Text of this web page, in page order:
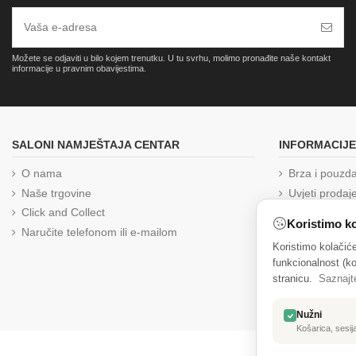
Možete se odjaviti u bilo kojem trenutku. U tu svrhu, molimo pronađite naše kontakt
informacije u pravnim obavijestima.
Koristimo
Koristimo
funkcionalnost
stranicu.
Nužni
Košarica,
SALONI NAMJEŠTAJA CENTAR
O nama
Naše trgovine
Click and Collect
Naručite telefonom ili e-mailom
INFORMACIJE
Brza i
Uvjeti prodaje
Reklamacija
Kolačići
Zaštita